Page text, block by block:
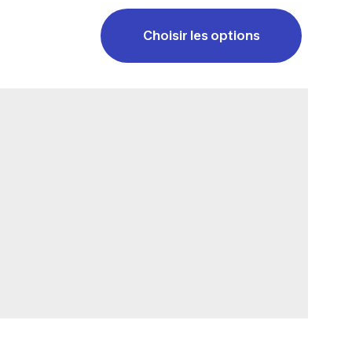
Choisir les options